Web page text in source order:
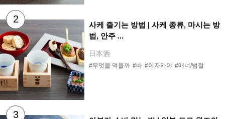
사케 즐기는 방법 | 사케 종류, 마시는 방
법, 안주 ...
日本酒
#무엇을 먹을까 #바 #이자카야 #매너/범절